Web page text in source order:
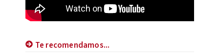
Te recomendamos...